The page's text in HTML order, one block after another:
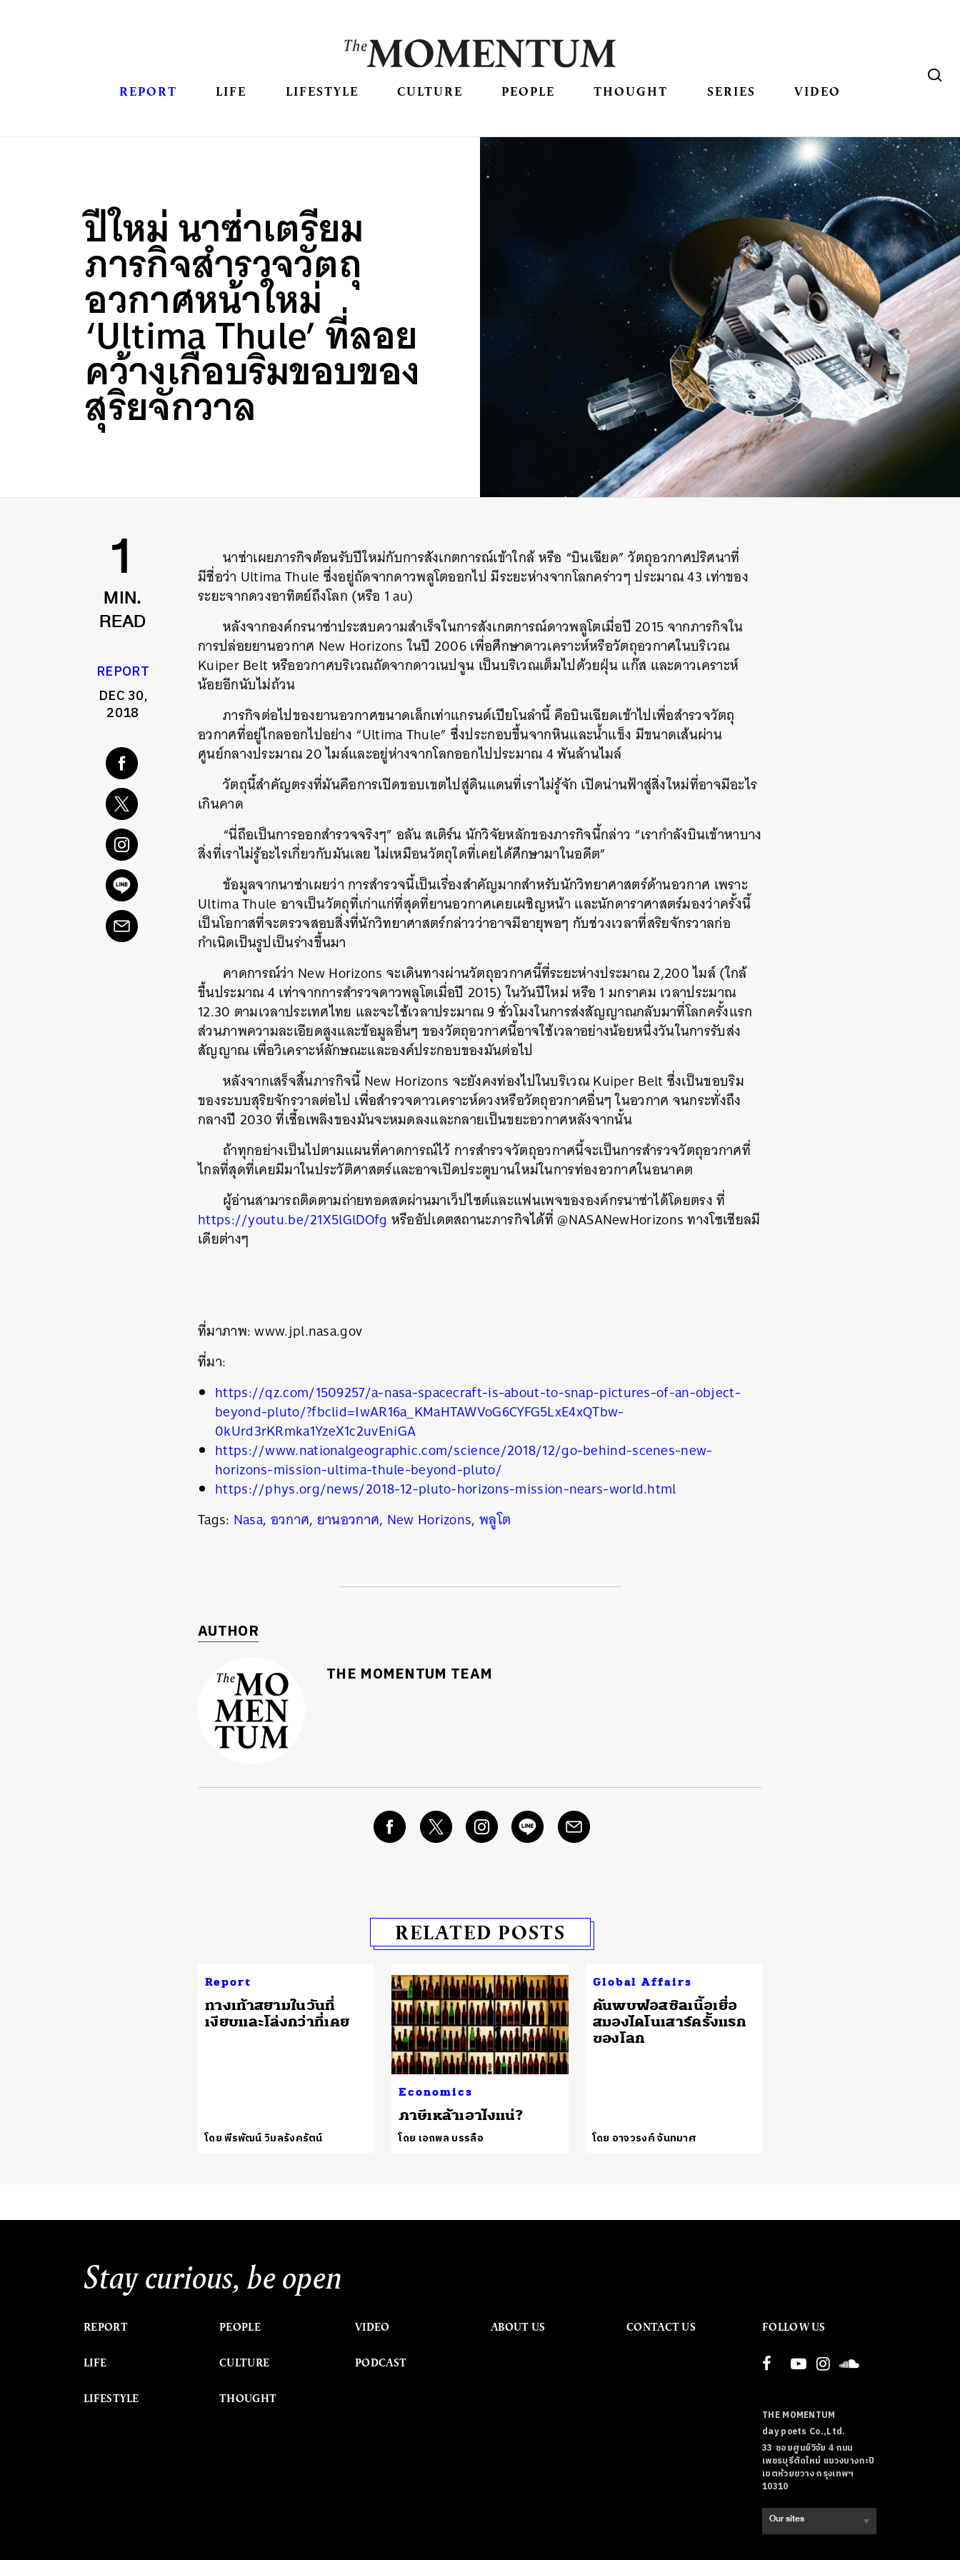
REPORT LIFE LIFESTYLE CULTURE PEOPLE THOUGHT SERIES VIDEO
ปีใหม่ นาซ่าเตรียม
ภารกิจสำรวจวัตถุ
อวกาศหน้าใหม่
‘Ultima Thule’ ที่ลอย
คว้างเกือบริมขอบของ
สุริยจักวาล
1
MIN.
READ
REPORT
DEC 30,
2018
นาซ่าเผยภารกิจต้อนรับปีใหม่กับการสังเกตการณ์เข้าใกล้ หรือ “บินเฉียด” วัตถุอวกาศปริศนาที่
มีชื่อว่า Ultima Thule ซึ่งอยู่ถัดจากดาวพลูโตออกไป มีระยะห่างจากโลกคร่าวๆ ประมาณ 43 เท่าของ
ระยะจากดวงอาทิตย์ถึงโลก (หรือ 1 au)
หลังจากองค์กรนาซ่าประสบความสำเร็จในการสังเกตการณ์ดาวพลูโตเมื่อปี 2015 จากภารกิจใน
การปล่อยยานอวกาศ New Horizons ในปี 2006 เพื่อศึกษาดาวเคราะห์หรือวัตถุอวกาศในบริเวณ
Kuiper Belt หรืออวกาศบริเวณถัดจากดาวเนปจูน เป็นบริเวณเต็มไปด้วยฝุ่น แก๊ส และดาวเคราะห์
น้อยอีกนับไม่ถ้วน
ภารกิจต่อไปของยานอวกาศขนาดเล็กเท่าแกรนด์เปียโนลำนี้ คือบินเฉียดเข้าไปเพื่อสำรวจวัตถุ
อวกาศที่อยู่ไกลออกไปอย่าง “Ultima Thule” ซึ่งประกอบขึ้นจากหินและน้ำแข็ง มีขนาดเส้นผ่าน
ศูนย์กลางประมาณ 20 ไมล์และอยู่ห่างจากโลกออกไปประมาณ 4 พันล้านไมล์
วัตถุนี้สำคัญตรงที่มันคือการเปิดขอบเขตไปสู่ดินแดนที่เราไม่รู้จัก เปิดน่านฟ้าสู่สิ่งใหม่ที่อาจมีอะไร
เกินคาด
“นี่ถือเป็นการออกสำรวจจริงๆ” อลัน สเติร์น นักวิจัยหลักของภารกิจนี้กล่าว “เรากำลังบินเข้าหาบาง
สิ่งที่เราไม่รู้อะไรเกี่ยวกับมันเลย ไม่เหมือนวัตถุใดที่เคยได้ศึกษามาในอดีต”
ข้อมูลจากนาซ่าเผยว่า การสำรวจนี้เป็นเรื่องสำคัญมากสำหรับนักวิทยาศาสตร์ด้านอวกาศ เพราะ
Ultima Thule อาจเป็นวัตถุที่เก่าแก่ที่สุดที่ยานอวกาศเคยเผชิญหน้า และนักดาราศาสตร์มองว่าครั้งนี้
เป็นโอกาสที่จะตรวจสอบสิ่งที่นักวิทยาศาสตร์กล่าวว่าอาจมีอายุพอๆ กับช่วงเวลาที่สริยจักรวาลก่อ
กำเนิดเป็นรูปเป็นร่างขึ้นมา
คาดการณ์ว่า New Horizons จะเดินทางผ่านวัตถุอวกาศนี้ที่ระยะห่างประมาณ 2,200 ไมล์ (ใกล้
ขึ้นประมาณ 4 เท่าจากการสำรวจดาวพลูโตเมื่อปี 2015) ในวันปีใหม่ หรือ 1 มกราคม เวลาประมาณ
12.30 ตามเวลาประเทศไทย และจะใช้เวลาประมาณ 9 ชั่วโมงในการส่งสัญญาณกลับมาที่โลกครั้งแรก
ส่วนภาพความละเอียดสูงและข้อมูลอื่นๆ ของวัตถุอวกาศนี้อาจใช้เวลาอย่างน้อยหนึ่งวันในการรับส่ง
สัญญาณ เพื่อวิเคราะห์ลักษณะและองค์ประกอบของมันต่อไป
หลังจากเสร็จสิ้นภารกิจนี้ New Horizons จะยังคงท่องไปในบริเวณ Kuiper Belt ซึ่งเป็นขอบริม
ของระบบสุริยจักรวาลต่อไป เพื่อสำรวจดาวเคราะห์ดวงหรือวัตถุอวกาศอื่นๆ ในอวกาศ จนกระทั่งถึง
กลางปี 2030 ที่เชื้อเพลิงของมันจะหมดลงและกลายเป็นขยะอวกาศหลังจากนั้น
ถ้าทุกอย่างเป็นไปตามแผนที่คาดการณ์ไว้ การสำรวจวัตถุอวกาศนี้จะเป็นการสำรวจวัตถุอวกาศที่
ไกลที่สุดที่เคยมีมาในประวัติศาสตร์และอาจเปิดประตูบานใหม่ในการท่องอวกาศในอนาคต
ผู้อ่านสามารถติดตามถ่ายทอดสดผ่านมาเว็ปไซต์และแฟนเพจขององค์กรนาซ่าได้โดยตรง ที่
https://youtu.be/21X5lGlDOfg หรืออัปเดตสถานะภารกิจได้ที่ @NASANewHorizons ทางโซเชียลมี
เดียต่างๆ
ที่มาภาพ: www.jpl.nasa.gov
ที่มา:
https://qz.com/1509257/a-nasa-spacecraft-is-about-to-snap-pictures-of-an-object-
beyond-pluto/?fbclid=IwAR16a_KMaHTAWVoG6CYFG5LxE4xQTbw-
0kUrd3rKRmka1YzeX1c2uvEniGA
https://www.nationalgeographic.com/science/2018/12/go-behind-scenes-new-
horizons-mission-ultima-thule-beyond-pluto/
https://phys.org/news/2018-12-pluto-horizons-mission-nears-world.html
Tags: Nasa, อวกาศ, ยานอวกาศ, New Horizons, พลูโต
AUTHOR
THE MOMENTUM TEAM
RELATED POSTS
Report
ทางเท้าสยามในวันที่
เงียบและโล่งกว่าที่เคย
โดย พีรพัฒน์ วิมลรังครัตน์
Economics
ภาษีเหล้าเอาไงแน่?
โดย เอกพล บรรลือ
Global Affairs
ค้นพบฟอสซิลเนื้อเยื่อ
สมองไดโนเสาร์ครั้งแรก
ของโลก
โดย อาจวรงค์ จันทมาศ
Stay curious, be open
REPORT
LIFE
LIFESTYLE
PEOPLE
CULTURE
THOUGHT
VIDEO
PODCAST
ABOUT US CONTACT US FOLLOW US
THE MOMENTUM
day poets Co.,Ltd.
33 ซอยศูนย์วิจัย 4 ถนน
เพชรบุรีตัดใหม่ แขวงบางกะปิ
เขตห้วยขวาง กรุงเทพฯ
10310